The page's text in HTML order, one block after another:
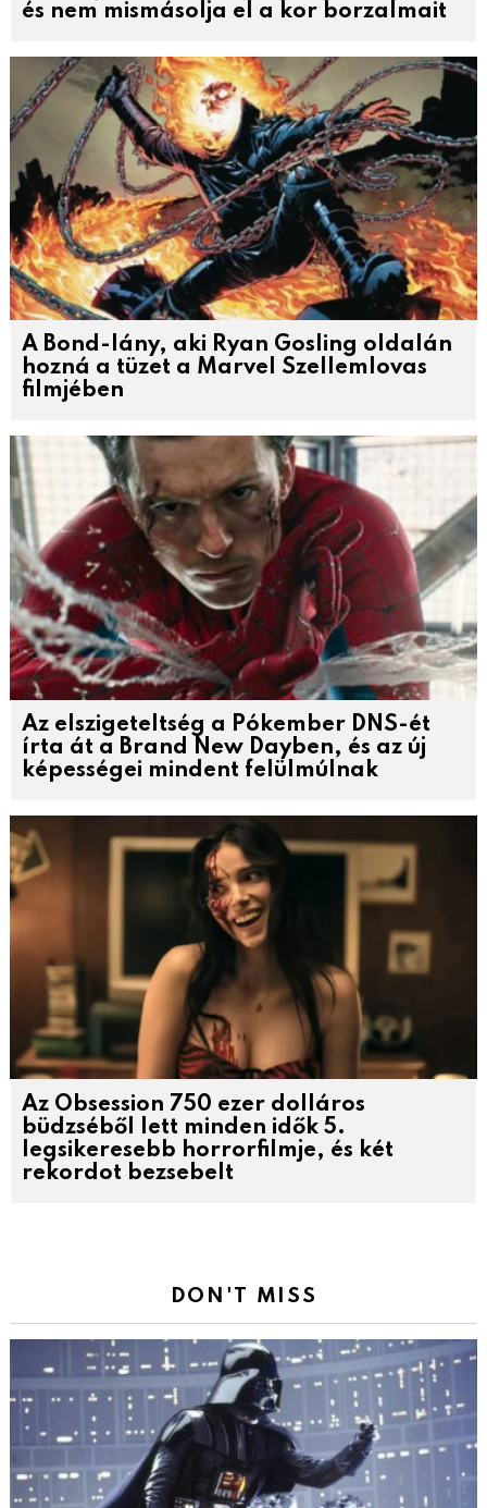
és nem mismásolja el a kor borzalmait
A Bond-lány, aki Ryan Gosling oldalán
hozná a tüzet a Marvel Szellemlovas
filmjében
Az elszigeteltség a Pókember DNS-ét
írta át a Brand New Dayben, és az új
képességei mindent felülmúlnak
Az Obsession 750 ezer dolláros
büdzséből lett minden idők 5.
legsikeresebb horrorfilmje, és két
rekordot bezsebelt
DON'T MISS